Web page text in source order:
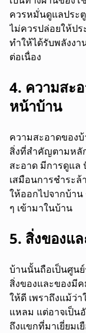
ควรหมั่นดูแลประ
ไม่ควรปล่อยให้ป
ทำให้ได้รับพลังงา
ต่อเนื่อง
4. ความสะ
หน้าบ้าน
ความสะอาดของ
สิ่งที่สำคัญตามหลั
สะอาด มีการดูแล
เสมือนการชำระล้
ให้ออกไปจากบ้า
ๆ เข้ามาในบ้าน
5. สิ่งของแ
บ้านนั้นถือเป็นศูน
สิ่งของและของมี
ให้ดี เพราถึงแม้ว่
แหลม แต่อาจเป็น
ถึงแขกที่มาเยี่ยมเ